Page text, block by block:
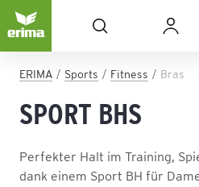
ERIMA Sports Fitness Bras
SPORT BHS
Perfekter Halt im Training,
dank einem Sport BH für